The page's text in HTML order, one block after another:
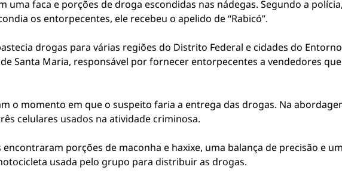
uma faca e porções de droga escondidas nas nádegas. Segundo a
os entorpecentes, ele recebeu o apelido de “Rabicó”.
drogas para várias regiões do Distrito Federal e cidades do
Santa Maria, responsável por fornecer entorpecentes a vendedores
o momento em que o suspeito faria a entrega das drogas. Na
celulares usados na atividade criminosa.
porções de maconha e haxixe, uma balança de precisão e
usada pelo grupo para distribuir as drogas.